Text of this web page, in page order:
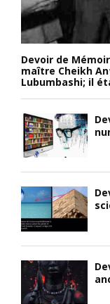
Devoir de
maître Cheikh
Lubumbashi; il